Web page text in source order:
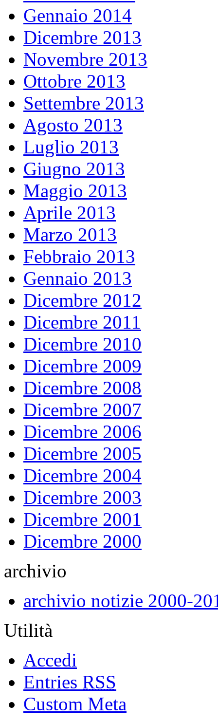
Gennaio 2014
Dicembre 2013
Novembre 2013
Ottobre 2013
Settembre 2013
Agosto 2013
Luglio 2013
Giugno 2013
Maggio 2013
Aprile 2013
Marzo 2013
Febbraio 2013
Gennaio 2013
Dicembre 2012
Dicembre 2011
Dicembre 2010
Dicembre 2009
Dicembre 2008
Dicembre 2007
Dicembre 2006
Dicembre 2005
Dicembre 2004
Dicembre 2003
Dicembre 2001
Dicembre 2000
archivio
archivio notizie 2000-
Utilità
Accedi
Entries RSS
Custom Meta